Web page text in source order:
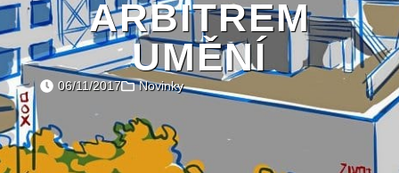
ARBITREM
UMĚNÍ
06/11/2017 Novinky